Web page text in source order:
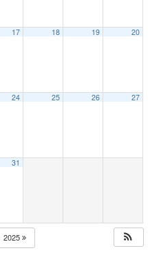
17 18 19 20
24 25 26 27
31
2025